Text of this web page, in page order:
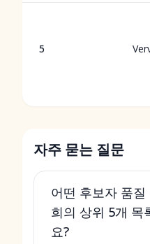
5
자주 묻는 질문
어떤 후보자 품
희의 상위 5개 목
요?